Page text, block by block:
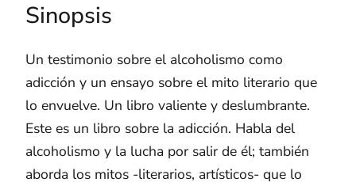
Sinopsis
Un testimonio sobre el alcoholismo como
adicción y un ensayo sobre el mito literario que
lo envuelve. Un libro valiente y deslumbrante.
Este es un libro sobre la adicción. Habla del
alcoholismo y la lucha por salir de él; también
aborda los mitos -literarios, artísticos- que lo